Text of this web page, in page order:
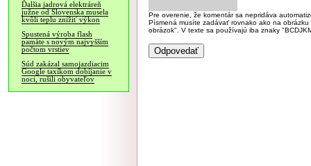
Ďalšia jadrová elektráreň
južne od Slovenska musela
kvôli teplu znížiť výkon
Spustená výroba flash
pamäte s novým najvyšším
počtom vrstiev
Súd zakázal samojazdiacim
Google taxíkom dobíjanie v
noci, rušili obyvateľov
Pre overenie, že komentár sa nepridáva
Písmená musíte zadávať rovnako ako na
obrázok". V texte sa používajú iba znaky